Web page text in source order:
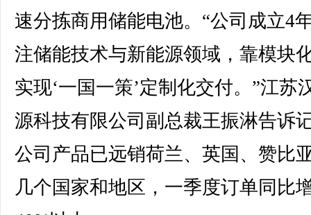
速分拣商用储能电池。“公司成立4
注储能技术与新能源领域，靠模块
实现‘一国一策’定制化交付。”江苏
源科技有限公司副总裁王振淋告诉
公司产品已远销荷兰、英国、赞比
几个国家和地区，一季度订单同比